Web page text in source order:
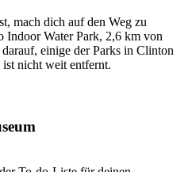
mach dich auf den Weg zu
Indoor Water Park, 2,6 km von
einige der Parks in Clinton
nicht weit entfernt.